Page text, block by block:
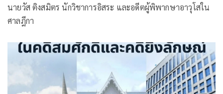
นายวัส ติงสมิตร นักวิชาการอิสระ และอดีตผู้พิพากษาอาวุโสใน
ศาลฎีกา